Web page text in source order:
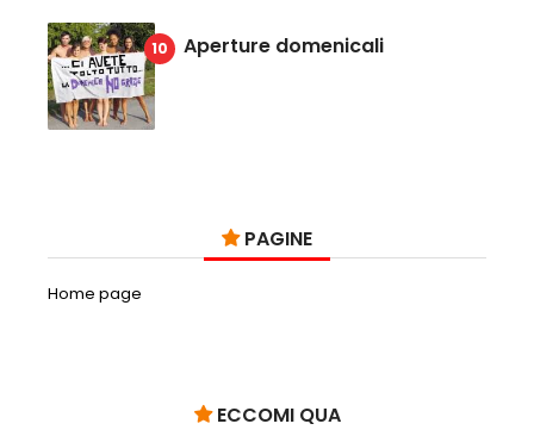
Aperture domenicali
PAGINE
Home page
ECCOMI QUA